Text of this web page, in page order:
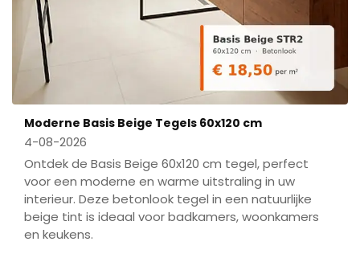
Moderne Basis Beige Tegels 60x120 cm
4-08-2026
Ontdek de Basis Beige 60x120 cm tegel, perfect
voor een moderne en warme uitstraling in uw
interieur. Deze betonlook tegel in een natuurlijke
beige tint is ideaal voor badkamers, woonkamers
en keukens.